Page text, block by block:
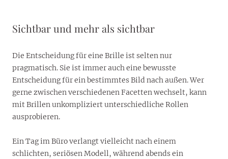
Sichtbar und mehr als sichtbar
Die Entscheidung für eine Brille ist selten nur
pragmatisch. Sie ist immer auch eine bewusste
Entscheidung für ein bestimmtes Bild nach außen. Wer
gerne zwischen verschiedenen Facetten wechselt, kann
mit Brillen unkompliziert unterschiedliche Rollen
ausprobieren.
Ein Tag im Büro verlangt vielleicht nach einem
schlichten, seriösen Modell, während abends ein